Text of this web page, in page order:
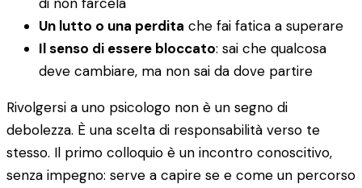
di non farcela
Un lutto o una perdita che fai fatica a superare
Il senso di essere bloccato: sai che qualcosa
deve cambiare, ma non sai da dove partire
Rivolgersi a uno psicologo non è un segno di
debolezza. È una scelta di responsabilità verso te
stesso. Il primo colloquio è un incontro conoscitivo,
senza impegno: serve a capire se e come un percorso